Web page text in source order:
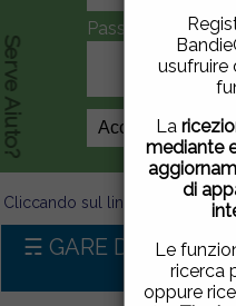
cookie di
vuoi
finestra,
pagina,
link o
all'uso
usufruire
La
mediante
di
Le
ricerca
oppure
Password
Crea
Serve Aiuto?
Cliccando sul link sotto puoi
☴ GARE